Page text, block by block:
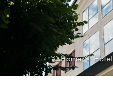
Home Hotel